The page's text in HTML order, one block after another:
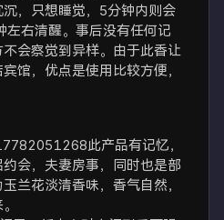
，只想睡觉，5分钟内则会
右清醒。事后没有任何记
会察觉到异样。由于此香让
馆，优点是使用比较方便，
此产品有记忆，
会，夫妻房事，同时也是部
兰花淡清香味，香气自然，